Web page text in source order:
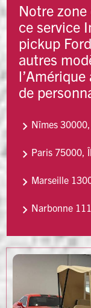
Notre
ce service
pickup
autres
de
Nîmes
Paris 75000,
Marseille
Narbonne